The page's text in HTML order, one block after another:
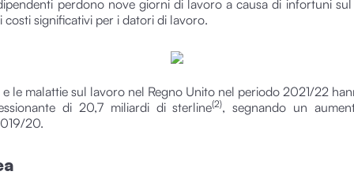
perdono nove giorni di lavoro a causa di infortuni
costi significativi per i datori di lavoro.
le malattie sul lavoro nel Regno Unito nel periodo 2021/22
di 20,7 miliardi di sterline(2), segnando un
20.